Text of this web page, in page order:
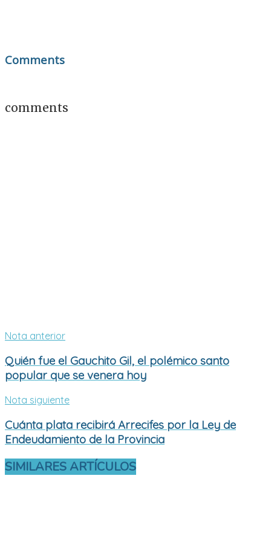
Comments
comments
Nota anterior
Quién fue el Gauchito Gil, el polémico santo
popular que se venera hoy
Nota siguiente
Cuánta plata recibirá Arrecifes por la Ley de
Endeudamiento de la Provincia
SIMILARES ARTÍCULOS